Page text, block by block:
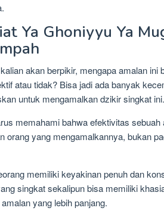
Ya Ghoniyyu Ya
akan berpikir, mengapa amalan
atau tidak? Bisa jadi ada banyak
untuk mengamalkan dzikir singkat ini.
memahami bahwa efektivitas
orang yang mengamalkannya, bukan
memiliki keyakinan penuh dan
singkat sekalipun bisa memiliki
yang lebih panjang.